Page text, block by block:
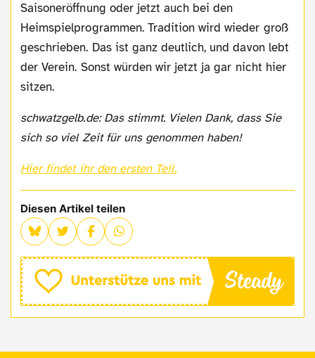
Saisoneröffnung oder jetzt auch bei den
Heimspielprogrammen. Tradition wird wieder groß
geschrieben. Das ist ganz deutlich, und davon lebt
der Verein. Sonst würden wir jetzt ja gar nicht hier
sitzen.
schwatzgelb.de: Das stimmt. Vielen Dank, dass Sie
sich so viel Zeit für uns genommen haben!
Hier findet ihr den ersten Teil.
Diesen Artikel teilen